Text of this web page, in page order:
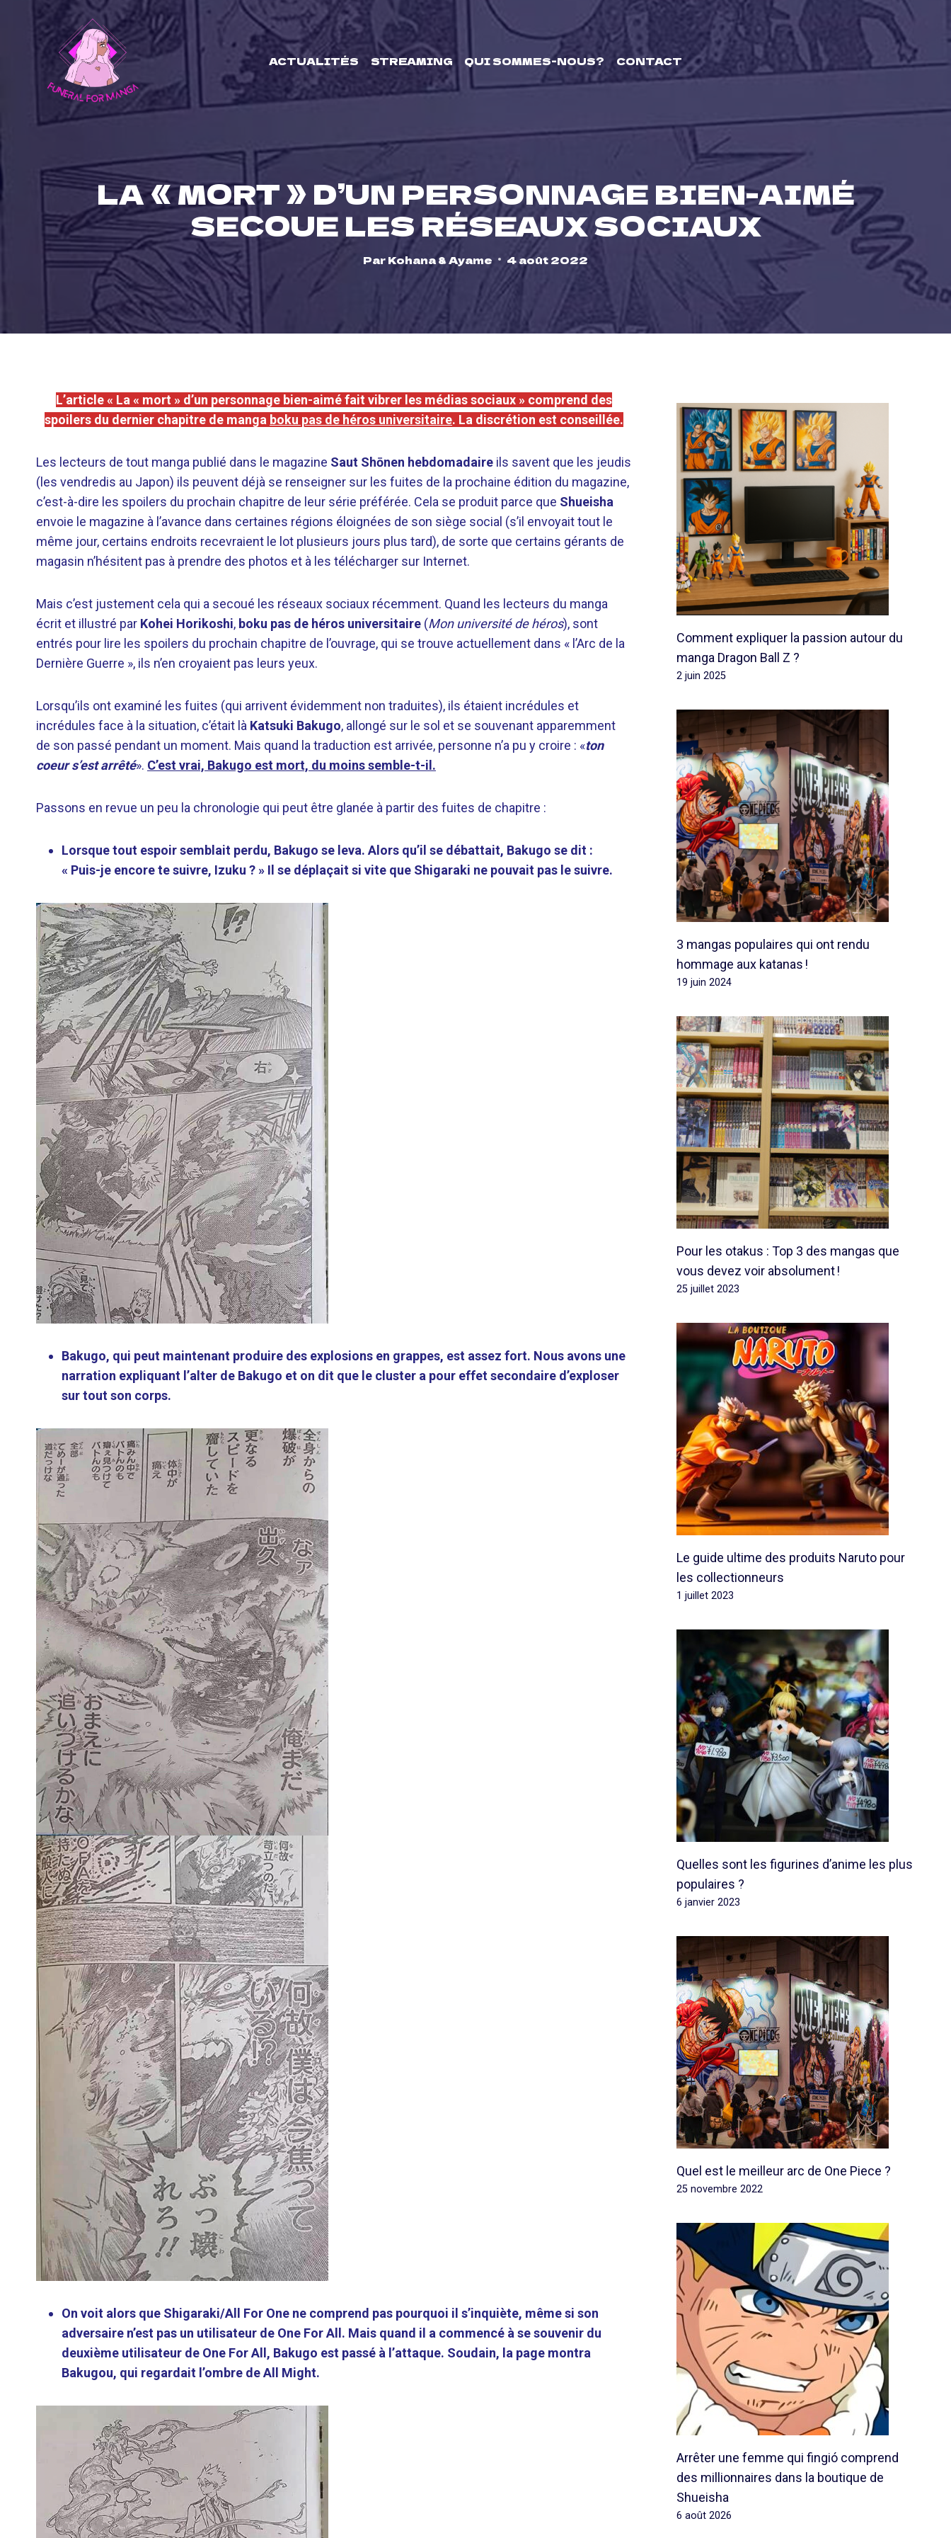
ACTUALITÉS STREAMING QUI SOMMES-NOUS? CONTACT
LA « MORT » D’UN PERSONNAGE BIEN-AIMÉ
SECOUE LES RÉSEAUX SOCIAUX
ParKohana & Ayame 4 août 2022
L’article « La « mort » d’un personnage bien-aimé fait vibrer les médias sociaux » comprend des
spoilers du dernier chapitre de manga boku pas de héros universitaire. La discrétion est conseillée.
Les lecteurs de tout manga publié dans le magazine Saut Shōnen hebdomadaire ils savent que les jeudis
(les vendredis au Japon) ils peuvent déjà se renseigner sur les fuites de la prochaine édition du magazine,
c’est-à-dire les spoilers du prochain chapitre de leur série préférée. Cela se produit parce que Shueisha
envoie le magazine à l’avance dans certaines régions éloignées de son siège social (s’il envoyait tout le
même jour, certains endroits recevraient le lot plusieurs jours plus tard), de sorte que certains gérants de
magasin n’hésitent pas à prendre des photos et à les télécharger sur Internet.
Mais c’est justement cela qui a secoué les réseaux sociaux récemment. Quand les lecteurs du manga
écrit et illustré par Kohei Horikoshi, boku pas de héros universitaire (Mon université de héros), sont
entrés pour lire les spoilers du prochain chapitre de l’ouvrage, qui se trouve actuellement dans « l’Arc de la
Dernière Guerre », ils n’en croyaient pas leurs yeux.
Lorsqu’ils ont examiné les fuites (qui arrivent évidemment non traduites), ils étaient incrédules et
incrédules face à la situation, c’était là Katsuki Bakugo, allongé sur le sol et se souvenant apparemment
de son passé pendant un moment. Mais quand la traduction est arrivée, personne n’a pu y croire : «ton
coeur s’est arrêté». C’est vrai, Bakugo est mort, du moins semble-t-il.
Passons en revue un peu la chronologie qui peut être glanée à partir des fuites de chapitre :
Lorsque tout espoir semblait perdu, Bakugo se leva. Alors qu’il se débattait, Bakugo se dit :
« Puis-je encore te suivre, Izuku ? » Il se déplaçait si vite que Shigaraki ne pouvait pas le suivre.
Bakugo, qui peut maintenant produire des explosions en grappes, est assez fort. Nous avons une
narration expliquant l’alter de Bakugo et on dit que le cluster a pour effet secondaire d’exploser
sur tout son corps.
On voit alors que Shigaraki/All For One ne comprend pas pourquoi il s’inquiète, même si son
adversaire n’est pas un utilisateur de One For All. Mais quand il a commencé à se souvenir du
deuxième utilisateur de One For All, Bakugo est passé à l’attaque. Soudain, la page montra
Bakugou, qui regardait l’ombre de All Might.
Comment expliquer la passion autour du
manga Dragon Ball Z ?
2 juin 2025
3 mangas populaires qui ont rendu
hommage aux katanas !
19 juin 2024
Pour les otakus : Top 3 des mangas que
vous devez voir absolument !
25 juillet 2023
Le guide ultime des produits Naruto pour
les collectionneurs
1 juillet 2023
Quelles sont les figurines d’anime les plus
populaires ?
6 janvier 2023
Quel est le meilleur arc de One Piece ?
25 novembre 2022
Arrêter une femme qui fingió comprend
des millionnaires dans la boutique de
Shueisha
6 août 2026